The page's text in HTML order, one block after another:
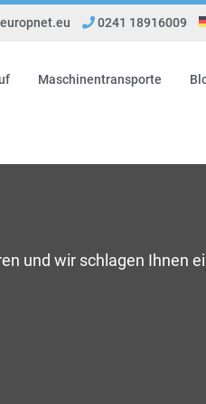
0241 18916009
Maschinentransporte
und wir schlagen Ihnen